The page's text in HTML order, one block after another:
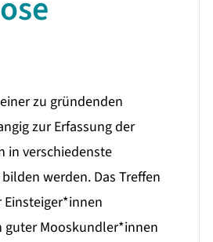
zu gründenden
zur Erfassung der
in verschiedenste
werden. Das Treffen
guter Mooskundler*innen